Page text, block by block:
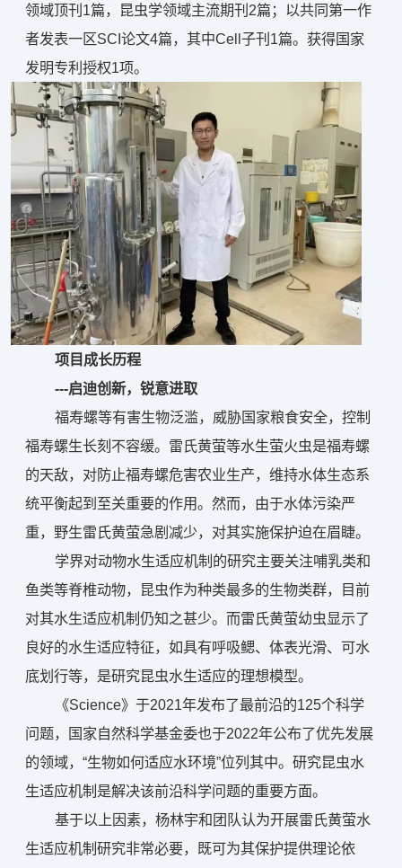
领域顶刊1篇，昆虫学领域主流期刊2篇；以共同第一作
者发表一区SCI论文4篇，其中Cell子刊1篇。获得国家
发明专利授权1项。
项目成长历程
---启迪创新，锐意进取
福寿螺等有害生物泛滥，威胁国家粮食安全，控制
福寿螺生长刻不容缓。雷氏黄萤等水生萤火虫是福寿螺
的天敌，对防止福寿螺危害农业生产，维持水体生态系
统平衡起到至关重要的作用。然而，由于水体污染严
重，野生雷氏黄萤急剧减少，对其实施保护迫在眉睫。
学界对动物水生适应机制的研究主要关注哺乳类和
鱼类等脊椎动物，昆虫作为种类最多的生物类群，目前
对其水生适应机制仍知之甚少。而雷氏黄萤幼虫显示了
良好的水生适应特征，如具有呼吸鳃、体表光滑、可水
底划行等，是研究昆虫水生适应的理想模型。
《Science》于2021年发布了最前沿的125个科学
问题，国家自然科学基金委也于2022年公布了优先发展
的领域，“生物如何适应水环境”位列其中。研究昆虫水
生适应机制是解决该前沿科学问题的重要方面。
基于以上因素，杨林宇和团队认为开展雷氏黄萤水
生适应机制研究非常必要，既可为其保护提供理论依